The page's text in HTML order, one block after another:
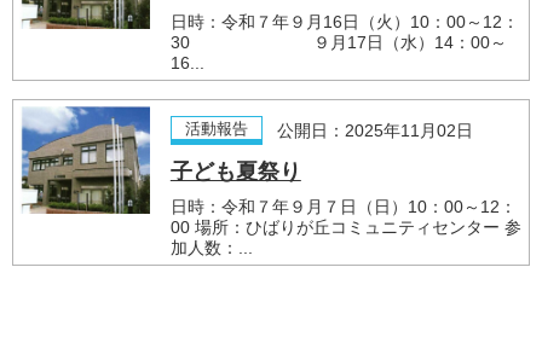
日時：令和７年９月16日（火）10：00～12：
30 ９月17日（水）14：00～
16...
活動報告 公開日：2025年11月02日
子ども夏祭り
日時：令和７年９月７日（日）10：00～12：
00 場所：ひばりが丘コミュニティセンター 参
加人数：...